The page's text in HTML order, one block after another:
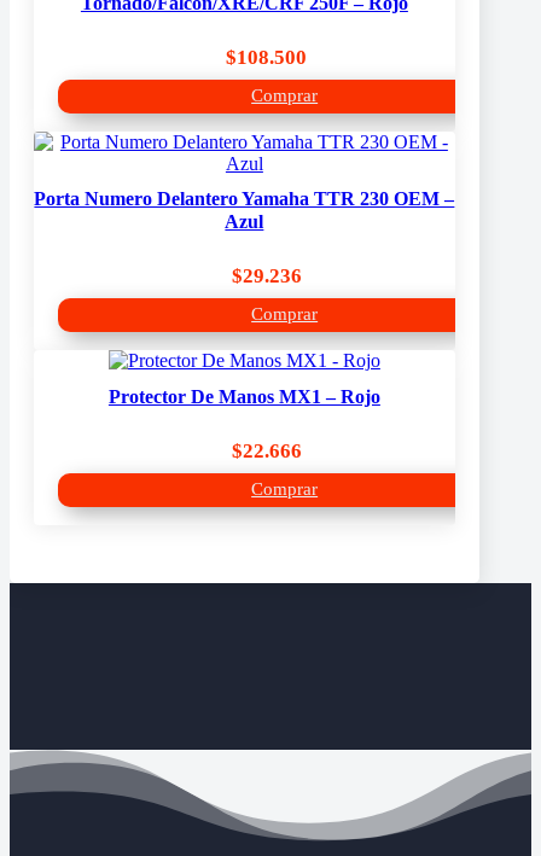
$108.500
Comprar
Porta Numero Delantero Yamaha TTR 230 OEM –
Azul
$29.236
Comprar
Protector De Manos MX1 – Rojo
$22.666
Comprar